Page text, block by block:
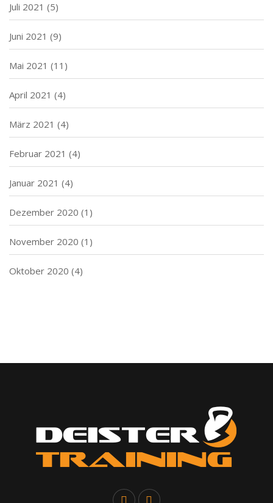
Juli 2021 (5)
Juni 2021 (9)
Mai 2021 (11)
April 2021 (4)
März 2021 (4)
Februar 2021 (4)
Januar 2021 (4)
Dezember 2020 (1)
November 2020 (1)
Oktober 2020 (4)